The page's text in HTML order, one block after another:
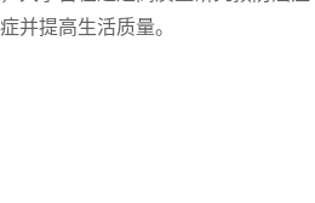
并提高生活质量。